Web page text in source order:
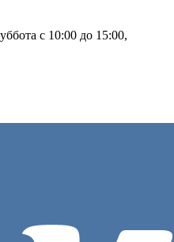
с 10:00 до 15:00,